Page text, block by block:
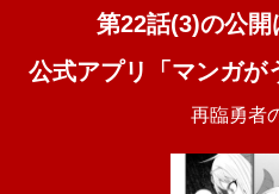
第22話(3)の公
公式アプリ「マンガが
再臨勇者